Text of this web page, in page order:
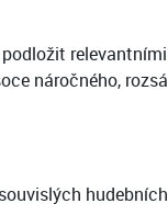
náročného,